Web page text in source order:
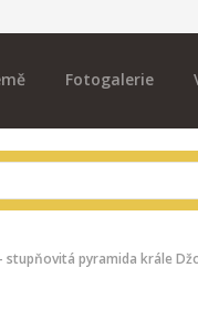
Fotogalerie
stupňovitá pyramida krále